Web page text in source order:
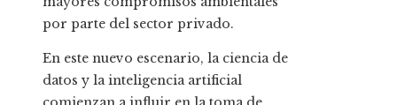
por parte del sector privado.
En este nuevo escenario, la ciencia de
datos y la inteligencia artificial